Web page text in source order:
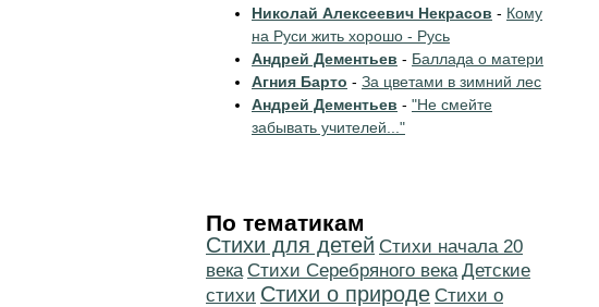
Николай Алексеевич Некрасов - Кому
на Руси жить хорошо - Русь
Андрей Дементьев - Баллада о матери
Агния Барто - За цветами в зимний лес
Андрей Дементьев - "Не смейте
забывать учителей..."
По тематикам
Стихи для детей Cтихи начала 20
века Cтихи Серебряного века Детские
стихи Стихи о природе Стихи о